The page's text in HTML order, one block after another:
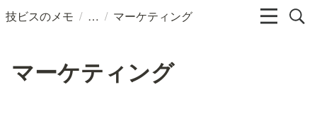
技ビスのメモ / / マーケティング
マーケティング